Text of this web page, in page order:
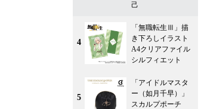
己
4
「無職転生Ⅲ」描
き下ろしイラスト
A4クリアファイル
シルフィエット
5
「アイドルマスタ
ー（如月千早）」
スカルプポーチ